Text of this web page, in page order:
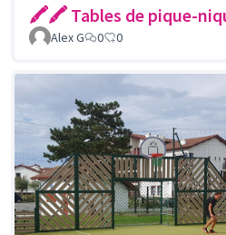
🖍🖍 Tables de pique-
Alex G 0 0